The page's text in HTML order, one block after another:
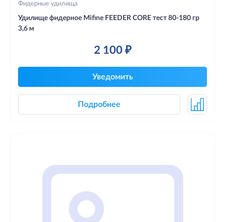
Фидерные удилища
Удилище фидерное Mifine FEEDER CORE тест 80-180 гр
3,6 м
2 100 ₽
Уведомить
Подробнее